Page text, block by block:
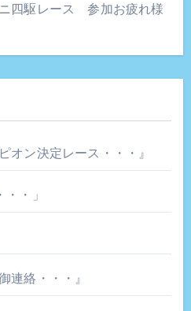
四駆レース 参加お疲れ様
オン決定レース・・・』
・」
連絡・・・』